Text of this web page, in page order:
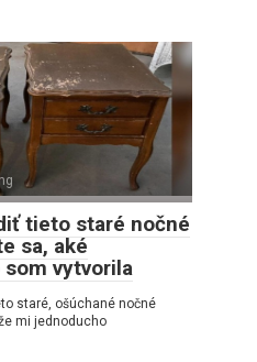
tieto staré nočné
sa, aké
vytvorila
staré, ošúchané nočné
mi jednoducho